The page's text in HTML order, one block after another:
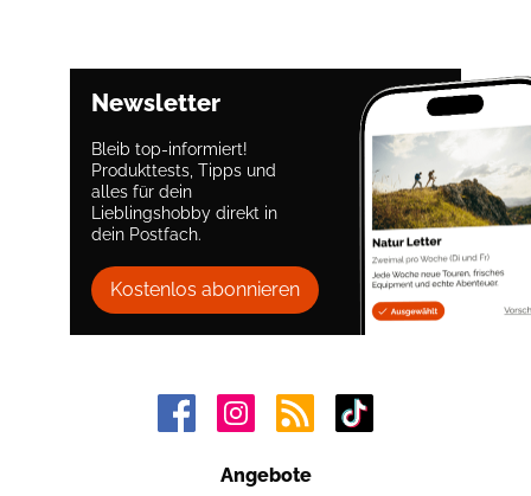
Newsletter
Bleib top-informiert!
Produkttests, Tipps und
alles für dein
Lieblingshobby direkt in
dein Postfach.
Kostenlos abonnieren
Angebote